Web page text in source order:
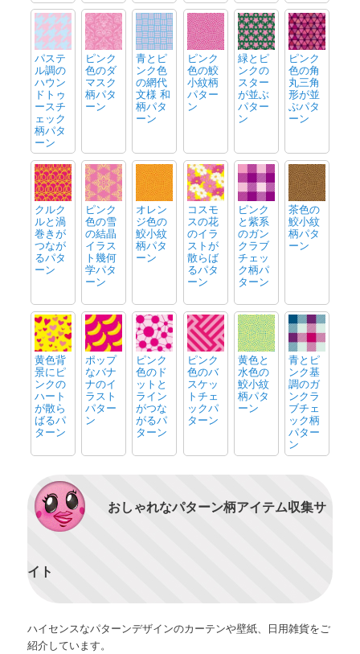
パステ
ル調の
ハウン
ドトゥ
ースチ
ェック
柄パタ
ーン
ピンク
色のダ
マスク
柄パタ
ーン
青とピ
ンク色
の網代
文様 和
柄パタ
ーン
ピンク
色の鮫
小紋柄
パター
ン
緑とピ
ンクの
スター
が並ぶ
パター
ン
ピンク
色の角
丸三角
形が並
ぶパタ
ーン
クルク
ルと渦
巻きが
つなが
るパタ
ーン
ピンク
色の雪
の結晶
イラス
ト幾何
学パタ
ーン
オレン
ジ色の
鮫小紋
柄パタ
ーン
コスモ
スの花
のイラ
ストが
散らば
るパタ
ーン
ピンク
と紫系
のガン
クラブ
チェッ
ク柄パ
ターン
茶色の
鮫小紋
柄パタ
ーン
黄色背
景にピ
ンクの
ハート
が散ら
ばるパ
ターン
ポップ
なバナ
ナのイ
ラスト
パター
ン
ピンク
色のド
ットと
ライン
がつな
がるパ
ターン
ピンク
色のバ
スケッ
トチェ
ックパ
ターン
黄色と
水色の
鮫小紋
柄パタ
ーン
青とピ
ンク基
調のガ
ンクラ
ブチェ
ック柄
パター
ン
おしゃれなパターン柄アイテム収集サ
イト
ハイセンスなパターンデザインのカーテンや壁紙、日用雑貨をご
紹介しています。